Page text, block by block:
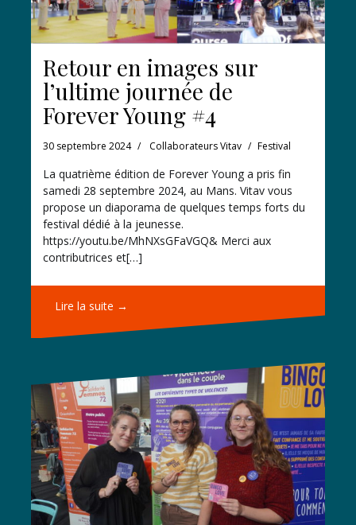
Retour en images sur
l’ultime journée de
Forever Young #4
30 septembre 2024 Collaborateurs Vitav Festival
La quatrième édition de Forever Young a pris fin
samedi 28 septembre 2024, au Mans. Vitav vous
propose un diaporama de quelques temps forts du
festival dédié à la jeunesse.
https://youtu.be/MhNXsGFaVGQ& Merci aux
contributrices et[…]
Lire la suite →